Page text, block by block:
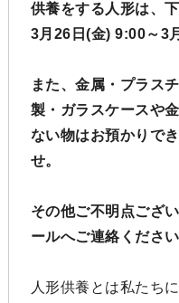
供養をする人形は、
3月26日(金) 9:00～3
また、金属・プラス
製・ガラスケースや
ない物はお預かりで
せ。
その他ご不明点ござ
ールへご連絡ください
人形供養とは私たち